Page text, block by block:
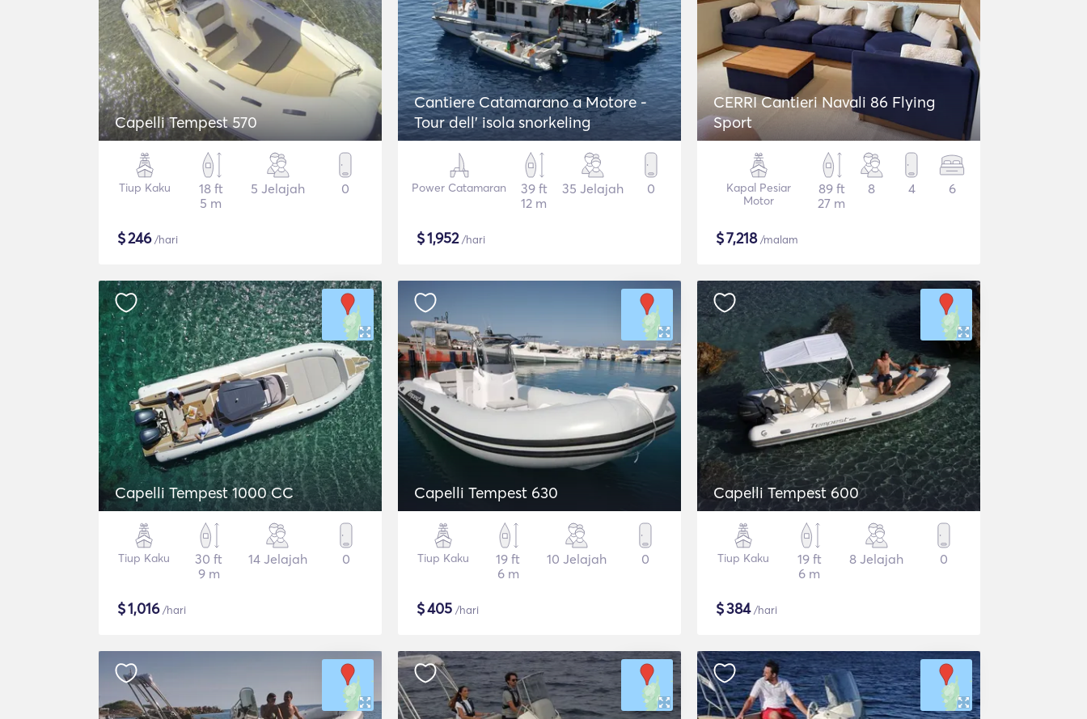
Capelli Tempest 570
Tiup Kaku
18 ft
5 m
5 Jelajah 0
$246/hari
Cantiere Catamarano a Motore -
Tour dell' isola snorkeling
Power Catamaran
39 ft
12 m
35 Jelajah 0
$1,952/hari
CERRI Cantieri Navali 86 Flying
Sport
Kapal Pesiar
Motor
89 ft
27 m
8 4 6
$7,218/malam
Capelli Tempest 1000 CC
Tiup Kaku
30 ft
9 m
14 Jelajah 0
$1,016/hari
Capelli Tempest 630
Tiup Kaku
19 ft
6 m
10 Jelajah 0
$405 /hari
Capelli Tempest 600
Tiup Kaku
19 ft
6 m
8 Jelajah 0
$384/hari